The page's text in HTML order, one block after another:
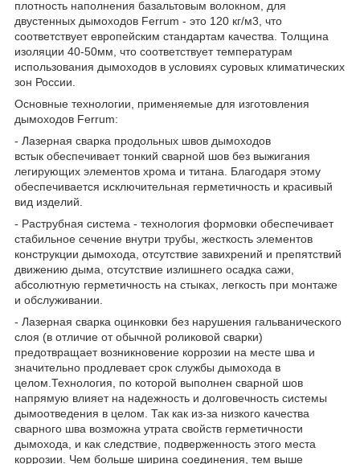
плотность наполнения базальтовым волокном, для
двустенных дымоходов Ferrum - это 120 кг/м3, что
соответствует европейским стандартам качества. Толщина
изоляции 40-50мм, что соответствует температурам
использования дымоходов в условиях суровых климатических
зон России.
Основные технологии, применяемые для изготовления
дымоходов Ferrum:
- Лазерная сварка продольных швов дымоходов
встык обеспечивает тонкий сварной шов без выжигания
легирующих элементов хрома и титана. Благодаря этому
обеспечивается исключительная герметичность и красивый
вид изделий.
- Раструбная система - технология формовки обеспечивает
стабильное сечение внутри трубы, жесткость элементов
конструкции дымохода, отсутствие завихрений и препятствий
движению дыма, отсутствие излишнего осадка сажи,
абсолютную герметичность на стыках, легкость при монтаже
и обслуживании.
- Лазерная сварка оцинковки без нарушения гальванического
слоя (в отличие от обычной роликовой сварки)
предотвращает возникновение коррозии на месте шва и
значительно продлевает срок службы дымохода в
целом.Технология, по которой выполнен сварной шов
напрямую влияет на надежность и долговечность системы
дымоотведения в целом. Так как из-за низкого качества
сварного шва возможна утрата свойств герметичности
дымохода, и как следствие, подверженность этого места
коррозии. Чем больше ширина соединения, тем выше